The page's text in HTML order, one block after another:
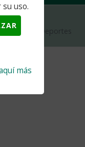
uso.
más
y Deportes